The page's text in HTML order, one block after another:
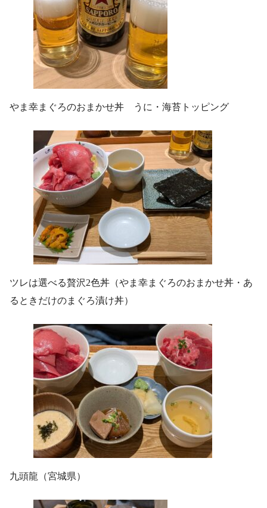
やま幸まぐろのおまかせ丼 うに・海苔トッピング
ツレは選べる贅沢2色丼（やま幸まぐろのおまかせ丼・あ
るときだけのまぐろ漬け丼）
九頭龍（宮城県）